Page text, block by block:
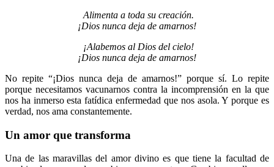
Alimenta a toda su creación.
¡Dios nunca deja de amarnos!
¡Alabemos al Dios del cielo!
¡Dios nunca deja de amarnos!
No repite “¡Dios nunca deja de amarnos!” porque sí. Lo repite
porque necesitamos vacunarnos contra la incomprensión en la que
nos ha inmerso esta fatídica enfermedad que nos asola. Y porque es
verdad, nos ama constantemente.
Un amor que transforma
Una de las maravillas del amor divino es que tiene la facultad de